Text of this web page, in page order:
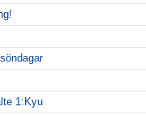
1:Kyu